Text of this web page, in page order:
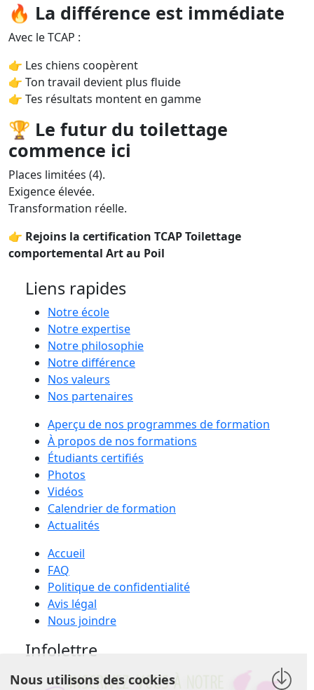
🔥 La différence est immédiate
Avec le TCAP :
👉 Les chiens coopèrent
👉 Ton travail devient plus fluide
👉 Tes résultats montent en gamme
🏆 Le futur du toilettage
commence ici
Places limitées (4).
Exigence élevée.
Transformation réelle.
👉 Rejoins la certification TCAP Toilettage
comportemental Art au Poil
Liens rapides
Notre école
Notre expertise
Notre philosophie
Notre différence
Nos valeurs
Nos partenaires
Aperçu de nos programmes de formation
À propos de nos formations
Étudiants certifiés
Photos
Vidéos
Calendrier de formation
Actualités
Accueil
FAQ
Politique de confidentialité
Avis légal
Nous joindre
Infolettre
Nous utilisons des cookies